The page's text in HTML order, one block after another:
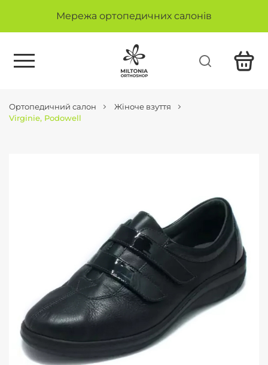
Мережа ортопедичних салонів
Ортопедичний салон
Жіноче взуття
Virginie, Podowell